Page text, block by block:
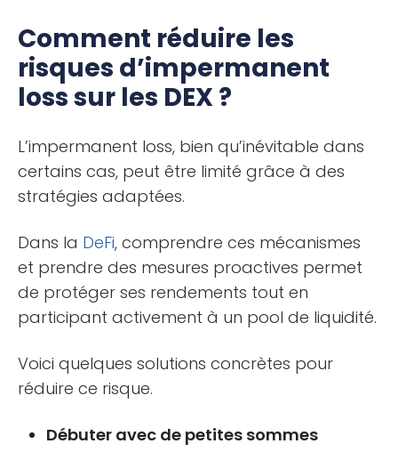
Comment réduire les
risques d’impermanent
loss sur les DEX ?
L’impermanent loss, bien qu’inévitable dans
certains cas, peut être limité grâce à des
stratégies adaptées.
Dans la DeFi, comprendre ces mécanismes
et prendre des mesures proactives permet
de protéger ses rendements tout en
participant activement à un pool de liquidité.
Voici quelques solutions concrètes pour
réduire ce risque.
Débuter avec de petites sommes